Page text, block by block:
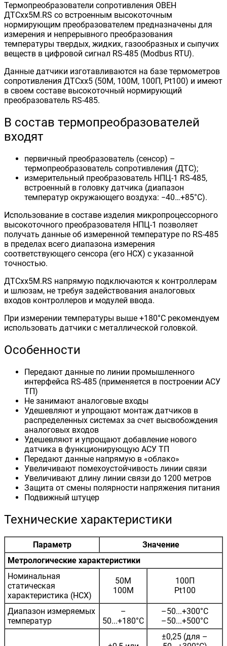
Термопреобразователи сопротивления ОВЕН
ДТСхх5М.RS со встроенным высокоточным
нормирующим преобразователем предназначены для
измерения и непрерывного преобразования
температуры твердых, жидких, газообразных и сыпучих
веществ в цифровой сигнал RS-485 (Modbus RTU).
Данные датчики изготавливаются на базе термометров
сопротивления ДТСхх5 (50М, 100М, 100П, Pt100) и имеют
в своем составе высокоточный нормирующий
преобразователь RS-485.
В состав термопреобразователей
входят
первичный преобразователь (сенсор) –
термопреобразователь сопротивления (ДТС);
измерительный преобразователь НПЦ-1 RS-485,
встроенный в головку датчика (диапазон
температур окружающего воздуха: −40…+85°C).
Использование в составе изделия микропроцессорного
высокоточного преобразователя НПЦ-1 позволяет
получать данные об измеренной температуре по RS-485
в пределах всего диапазона измерения
соответствующего сенсора (его НСХ) с указанной
точностью.
ДТСхх5М.RS напрямую подключаются к контроллерам
и шлюзам, не требуя задействования аналоговых
входов контроллеров и модулей ввода.
При измерении температуры выше +180°С рекомендуем
использовать датчики с металлической головкой.
Особенности
Передают данные по линии промышленного
интерфейса RS-485 (применяется в построении АСУ
ТП)
Не занимают аналоговые входы
Удешевляют и упрощают монтаж датчиков в
распределенных системах за счет высвобождения
аналоговых входов
Удешевляют и упрощают добавление нового
датчика в функционирующую АСУ ТП
Передают данные напрямую в «облако»
Увеличивают помехоустойчивость линии связи
Увеличивают длину линии связи до 1200 метров
Защита от смены полярности напряжения питания
Подвижный штуцер
Технические характеристики
Параметр
Значение
Метрологические характеристики
Номинальная
статическая
характеристика (НСХ)
50М
100М
100П
Pt100
Диапазон измеряемых
температур
–
50...+180°C
–50...+300°C
–50...+500°C
±0,25 (для –